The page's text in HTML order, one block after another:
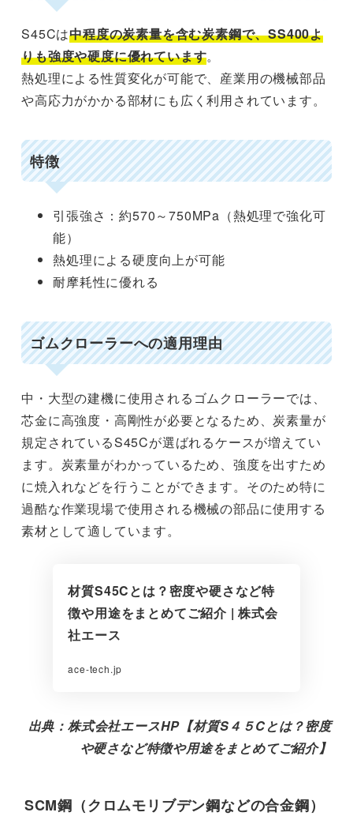
S45Cは中程度の炭素量を含む炭素鋼で、SS400よ
りも強度や硬度に優れています。
熱処理による性質変化が可能で、産業用の機械部品
や高応力がかかる部材にも広く利用されています。
特徴
引張強さ：約570～750MPa（熱処理で強化可
能）
熱処理による硬度向上が可能
耐摩耗性に優れる
ゴムクローラーへの適用理由
中・大型の建機に使用されるゴムクローラーでは、
芯金に高強度・高剛性が必要となるため、炭素量が
規定されているS45Cが選ばれるケースが増えてい
ます。炭素量がわかっているため、強度を出すため
に焼入れなどを行うことができます。そのため特に
過酷な作業現場で使用される機械の部品に使用する
素材として適しています。
材質S45Cとは？密度や硬さなど特
徴や用途をまとめてご紹介 | 株式会
社エース
ace-tech.jp
出典：株式会社エースHP【材質S４５Cとは？密度
や硬さなど特徴や用途をまとめてご紹介】
SCM鋼（クロムモリブデン鋼などの合金鋼）